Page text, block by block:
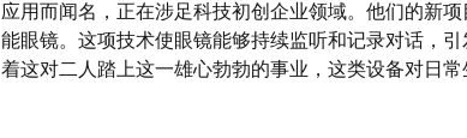
应用而闻名，正在涉足科技初创企业领域。他们的新
能眼镜。这项技术使眼镜能够持续监听和记录对话，
着这对二人踏上这一雄心勃勃的事业，这类设备对日常